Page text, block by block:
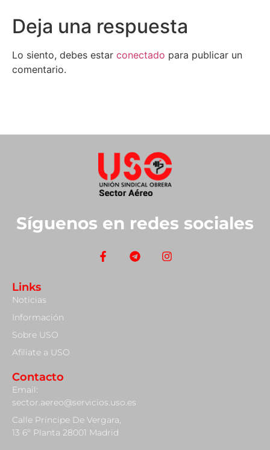
Deja una respuesta
Lo siento, debes estar conectado para publicar un
comentario.
Síguenos en redes sociales
Links
Noticias
Información
Sobre USO
Afiliate a USO
Contacto
Email:
sector.aereo@servicios.uso.es
Calle Príncipe De Vergara,
13 6º Planta 28001 Madrid